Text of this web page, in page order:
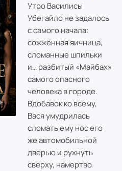
Утро Василисы
Убегайло не задалось
с самого начала:
сожжённая яичница,
сломанные шпильки
и… разбитый «Майбах»
самого опасного
человека в городе.
Вдобавок ко всему,
Вася умудрилась
сломать ему нос его
же автомобильной
дверью и рухнуть
сверху, намертво